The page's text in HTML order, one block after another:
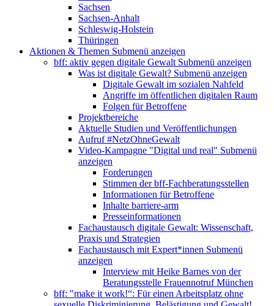
Sachsen
Sachsen-Anhalt
Schleswig-Holstein
Thüringen
Aktionen & Themen Submenü anzeigen
bff: aktiv gegen digitale Gewalt Submenü anzeigen
Was ist digitale Gewalt? Submenü anzeigen
Digitale Gewalt im sozialen Nahfeld
Angriffe im öffentlichen digitalen Raum
Folgen für Betroffene
Projektbereiche
Aktuelle Studien und Veröffentlichungen
Aufruf #NetzOhneGewalt
Video-Kampagne "Digital und real" Submenü
anzeigen
Forderungen
Stimmen der bff-Fachberatungsstellen
Informationen für Betroffene
Inhalte barriere-arm
Presseinformationen
Fachaustausch digitale Gewalt: Wissenschaft,
Praxis und Strategien
Fachaustausch mit Expert*innen Submenü
anzeigen
Interview mit Heike Barnes von der
Beratungsstelle Frauennotruf München
bff: "make it work!“: Für einen Arbeitsplatz ohne